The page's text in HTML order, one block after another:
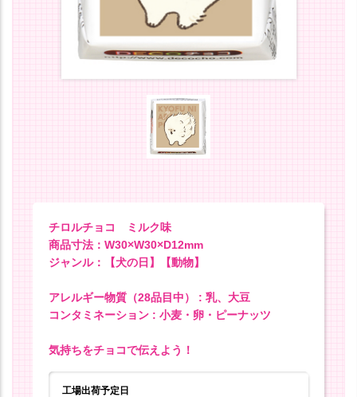
チロルチョコ ミルク味
商品寸法：W30×W30×D12mm
ジャンル：【犬の日】【動物】
アレルギー物質（28品目中） : 乳、大豆
コンタミネーション : 小麦・卵・ピーナッツ
気持ちをチョコで伝えよう！
工場出荷予定日